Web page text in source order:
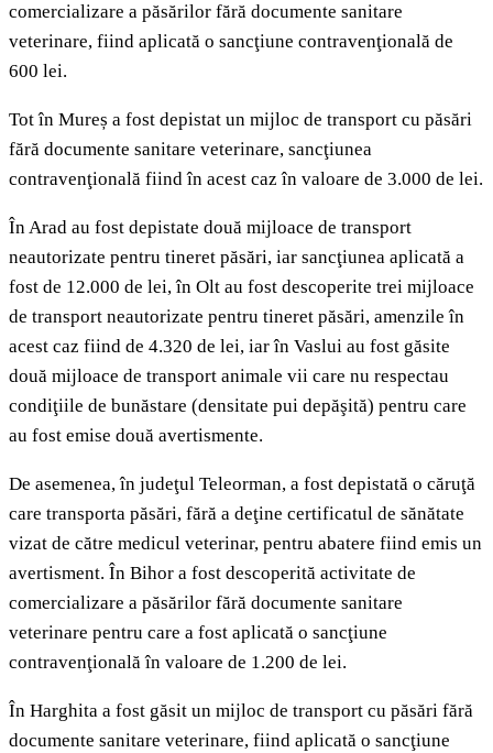
comercializare a păsărilor fără documente sanitare
veterinare, fiind aplicată o sancţiune contravenţională de
600 lei.
Tot în Mureș a fost depistat un mijloc de transport cu păsări
fără documente sanitare veterinare, sancţiunea
contravenţională fiind în acest caz în valoare de 3.000 de lei.
În Arad au fost depistate două mijloace de transport
neautorizate pentru tineret păsări, iar sancţiunea aplicată a
fost de 12.000 de lei, în Olt au fost descoperite trei mijloace
de transport neautorizate pentru tineret păsări, amenzile în
acest caz fiind de 4.320 de lei, iar în Vaslui au fost găsite
două mijloace de transport animale vii care nu respectau
condiţiile de bunăstare (densitate pui depăşită) pentru care
au fost emise două avertismente.
De asemenea, în judeţul Teleorman, a fost depistată o căruţă
care transporta păsări, fără a deţine certificatul de sănătate
vizat de către medicul veterinar, pentru abatere fiind emis un
avertisment. În Bihor a fost descoperită activitate de
comercializare a păsărilor fără documente sanitare
veterinare pentru care a fost aplicată o sancţiune
contravenţională în valoare de 1.200 de lei.
În Harghita a fost găsit un mijloc de transport cu păsări fără
documente sanitare veterinare, fiind aplicată o sancţiune